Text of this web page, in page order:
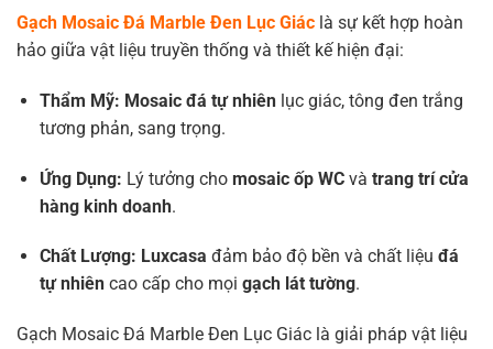
Gạch Mosaic Đá Marble Đen Lục Giác là sự kết hợp hoàn
hảo giữa vật liệu truyền thống và thiết kế hiện đại:
Thẩm Mỹ: Mosaic đá tự nhiênlục giác, tông đen trắng
tương phản, sang trọng.
Ứng Dụng: Lý tưởng cho mosaic ốp WCvà trang trí cửa
hàng kinh doanh.
Chất Lượng: Luxcasa đảm bảo độ bền và chất liệu đá
tự nhiêncao cấp cho mọi gạch lát tường.
Gạch Mosaic Đá Marble Đen Lục Giác là giải pháp vật liệu